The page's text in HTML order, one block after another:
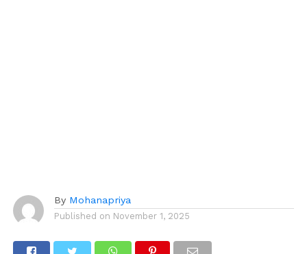
By Mohanapriya
Published on November 1, 2025